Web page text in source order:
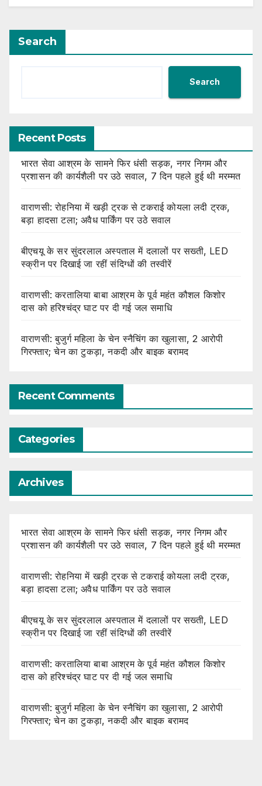
Search
Search
Recent Posts
भारत सेवा आश्रम के सामने फिर धंसी सड़क, नगर निगम और
प्रशासन की कार्यशैली पर उठे सवाल, 7 दिन पहले हुई थी मरम्मत
वाराणसी: रोहनिया में खड़ी ट्रक से टकराई कोयला लदी ट्रक,
बड़ा हादसा टला; अवैध पार्किंग पर उठे सवाल
बीएचयू के सर सुंदरलाल अस्पताल में दलालों पर सख्ती, LED
स्क्रीन पर दिखाई जा रहीं संदिग्धों की तस्वीरें
वाराणसी: करतालिया बाबा आश्रम के पूर्व महंत कौशल किशोर
दास को हरिश्चंद्र घाट पर दी गई जल समाधि
वाराणसी: बुजुर्ग महिला के चेन स्नैचिंग का खुलासा, 2 आरोपी
गिरफ्तार; चेन का टुकड़ा, नकदी और बाइक बरामद
Recent Comments
Categories
Archives
भारत सेवा आश्रम के सामने फिर धंसी सड़क, नगर निगम और
प्रशासन की कार्यशैली पर उठे सवाल, 7 दिन पहले हुई थी मरम्मत
वाराणसी: रोहनिया में खड़ी ट्रक से टकराई कोयला लदी ट्रक,
बड़ा हादसा टला; अवैध पार्किंग पर उठे सवाल
बीएचयू के सर सुंदरलाल अस्पताल में दलालों पर सख्ती, LED
स्क्रीन पर दिखाई जा रहीं संदिग्धों की तस्वीरें
वाराणसी: करतालिया बाबा आश्रम के पूर्व महंत कौशल किशोर
दास को हरिश्चंद्र घाट पर दी गई जल समाधि
वाराणसी: बुजुर्ग महिला के चेन स्नैचिंग का खुलासा, 2 आरोपी
गिरफ्तार; चेन का टुकड़ा, नकदी और बाइक बरामद